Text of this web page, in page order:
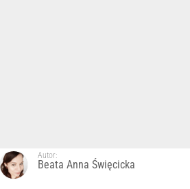
Autor:
Beata Anna Święcicka